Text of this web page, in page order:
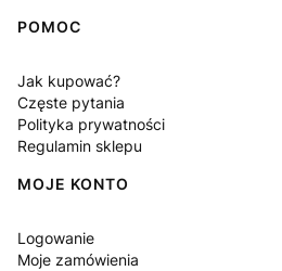
POMOC
Jak kupować?
Częste pytania
Polityka prywatności
Regulamin sklepu
MOJE KONTO
Logowanie
Moje zamówienia